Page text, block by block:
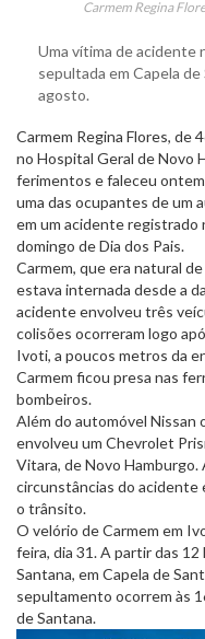
Carmem Regina
Uma vítima de acidente
sepultada em Capela
agosto.
Carmem Regina Flores, de
no Hospital Geral de Novo
ferimentos e faleceu
uma das ocupantes de um
em um acidente registrado
domingo de Dia dos Pais.
Carmem, que era natural
estava internada desde a
acidente envolveu três
colisões ocorreram logo
Ivoti, a poucos metros da
Carmem ficou presa nas
bombeiros.
Além do automóvel Nissan
envolveu um Chevrolet
Vitara, de Novo Hamburgo.
circunstâncias do acidente
o trânsito.
O velório de Carmem em
feira, dia 31. A partir das 12
Santana, em Capela de
sepultamento ocorrem às
de Santana.